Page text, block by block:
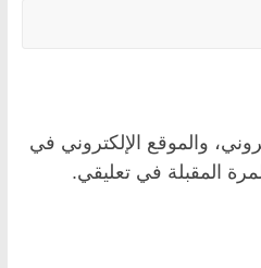
والموقع الإلكتروني في
المقبلة في تعليقي.